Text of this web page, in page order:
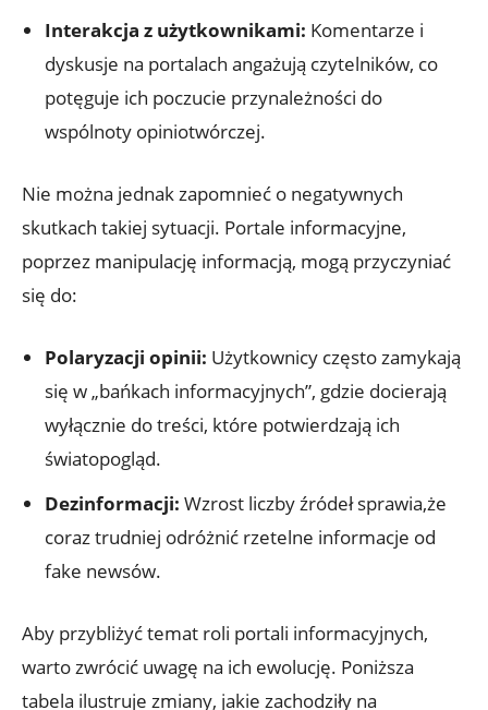
Interakcja z użytkownikami: Komentarze i
dyskusje na portalach angażują czytelników, co
potęguje ich poczucie przynależności do
wspólnoty opiniotwórczej.
Nie można jednak zapomnieć o negatywnych
skutkach takiej sytuacji. Portale informacyjne,
poprzez manipulację informacją, mogą przyczyniać
się do:
Polaryzacji opinii: Użytkownicy często zamykają
się w „bańkach informacyjnych”, gdzie docierają
wyłącznie do treści, które potwierdzają ich
światopogląd.
Dezinformacji: Wzrost liczby źródeł sprawia,że
coraz trudniej odróżnić rzetelne informacje od
fake newsów.
Aby przybliżyć temat roli portali informacyjnych,
warto zwrócić uwagę na ich ewolucję. Poniższa
tabela ilustruje zmiany, jakie zachodziły na